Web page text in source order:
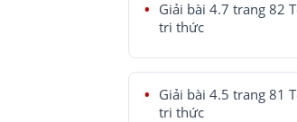
Giải bài 4.7 trang 82
tri thức
Giải bài 4.5 trang 81
tri thức